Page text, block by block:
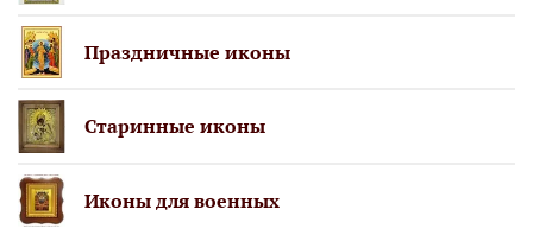
Праздничные иконы
Старинные иконы
Иконы для военных